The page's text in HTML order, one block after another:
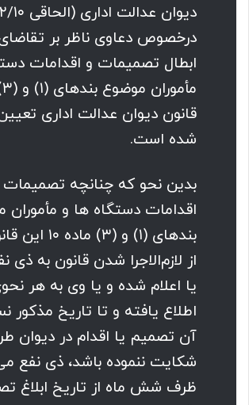
درخصوص دعاوی ناظر بر
ابطال تصمیمات و اقدامات
قانون دیوان عدالت اداری
شده است.
بدین نحو که چنانچه تصمیمات
اقدامات دستگاه ها و مأموران
بندهای (۱) و (۳)
از لازم‌الاجرا شدن قانون به ذی
یا اعلام شده و یا وی به هر
اطلاع یافته و تا تاریخ مذکور
آن تصمیم یا اقدام در دیوان
شکایت ننموده باشد، ذی نفع
ظرف شش ماه از تاریخ ابلاغ